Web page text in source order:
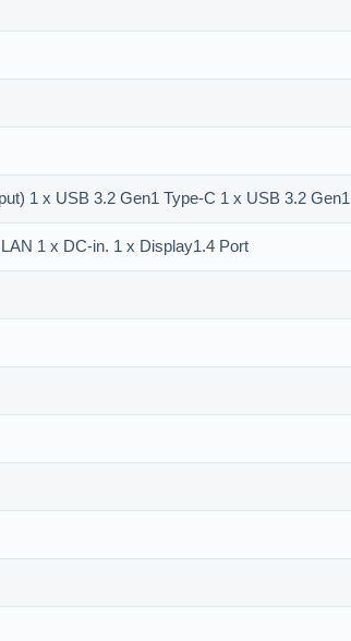
1 x USB 3.2 Gen1 Type-C 1 x USB 3.2 Gen1
1 x DC-in. 1 x Display1.4 Port